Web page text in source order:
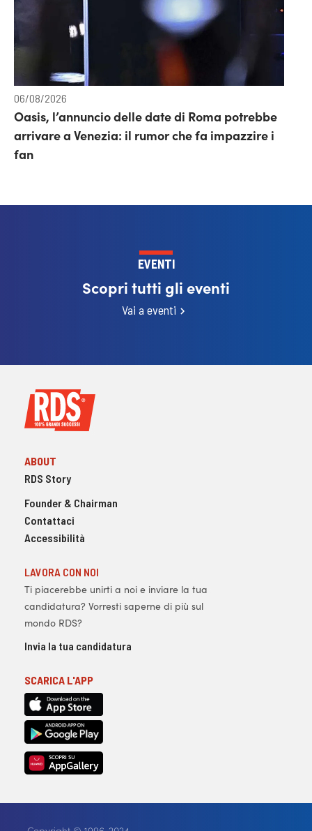
06/08/2026
Oasis, l’annuncio delle date di Roma potrebbe
arrivare a Venezia: il rumor che fa impazzire i
fan
EVENTI
Scopri tutti gli eventi
Vai a eventi
ABOUT
RDS Story
Founder & Chairman
Contattaci
Accessibilità
LAVORA CON NOI
Ti piacerebbe unirti a noi e inviare la tua
candidatura? Vorresti saperne di più sul
mondo RDS?
Invia la tua candidatura
SCARICA L'APP